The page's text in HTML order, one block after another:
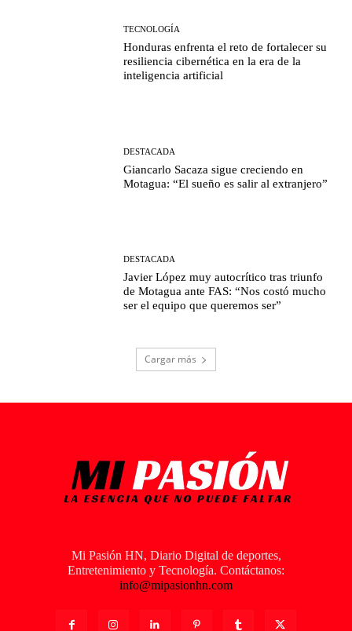
TECNOLOGÍA
Honduras enfrenta el reto de fortalecer su
resiliencia cibernética en la era de la
inteligencia artificial
DESTACADA
Giancarlo Sacaza sigue creciendo en
Motagua: “El sueño es salir al extranjero”
DESTACADA
Javier López muy autocrítico tras triunfo
de Motagua ante FAS: “Nos costó mucho
ser el equipo que queremos ser”
Cargar más
Mi Pasión HN, Diario Digital de deportes,
Entretenimiento y Tecnología. Contáctanos:
info@mipasionhn.com